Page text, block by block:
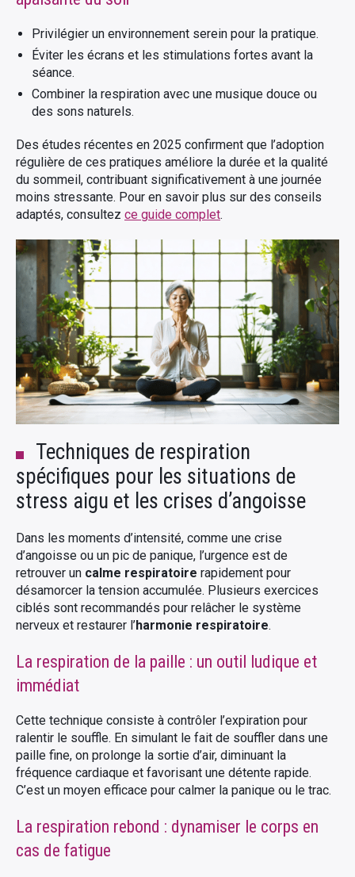
Privilégier un environnement serein pour la pratique.
Éviter les écrans et les stimulations fortes avant la
séance.
Combiner la respiration avec une musique douce ou
des sons naturels.
Des études récentes en 2025 confirment que l’adoption
régulière de ces pratiques améliore la durée et la qualité
du sommeil, contribuant significativement à une journée
moins stressante. Pour en savoir plus sur des conseils
adaptés, consultez ce guide complet.
Techniques de respiration
spécifiques pour les situations de
stress aigu et les crises d’angoisse
Dans les moments d’intensité, comme une crise
d’angoisse ou un pic de panique, l’urgence est de
retrouver un calme respiratoire rapidement pour
désamorcer la tension accumulée. Plusieurs exercices
ciblés sont recommandés pour relâcher le système
nerveux et restaurer l’harmonie respiratoire.
La respiration de la paille : un outil ludique et
immédiat
Cette technique consiste à contrôler l’expiration pour
ralentir le souffle. En simulant le fait de souffler dans une
paille fine, on prolonge la sortie d’air, diminuant la
fréquence cardiaque et favorisant une détente rapide.
C’est un moyen efficace pour calmer la panique ou le trac.
La respiration rebond : dynamiser le corps en
cas de fatigue